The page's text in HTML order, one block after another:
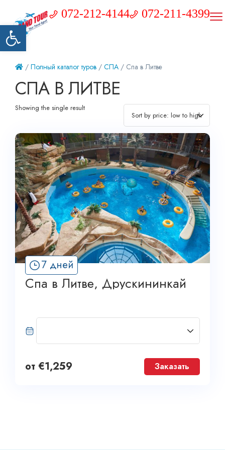
Открыть панель инструментов
072-212-4144 072-211-4399
/ Полный каталог туров / СПА / Cпа в Литве
CПА В ЛИТВЕ
Showing the single result
7 дней
Спа в Литве, Друскининкай
от €1,259 Заказать